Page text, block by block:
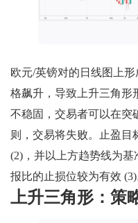
欧元/英镑对的日线图上
格飙升，导致上升三角形
不稳固，交易者可以在突
则，交易将失败。止盈目
(2)，并以上方趋势线为基
报比的止损位较为有效 (3)
上升三角形：策